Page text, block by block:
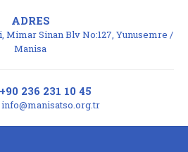
ADRES
Sinan Blv No:127, Yunusemre /
Manisa
236 231 10 45
info@manisatso.org.tr